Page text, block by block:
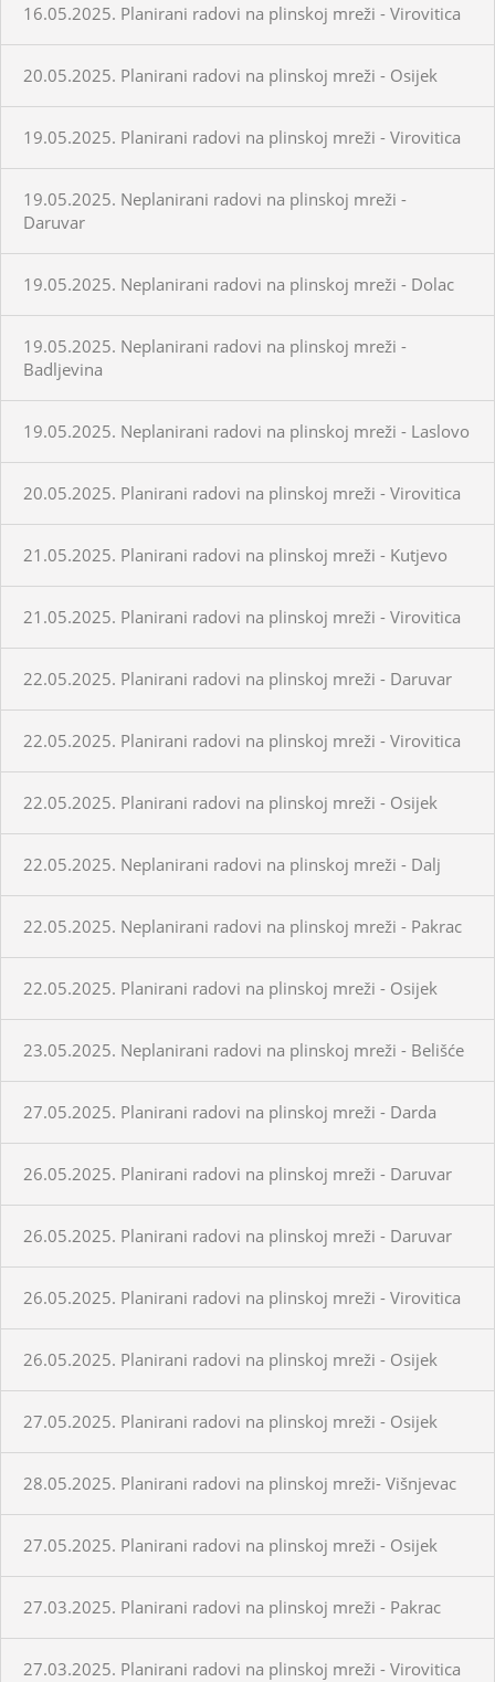
16.05.2025. Planirani radovi na plinskoj mreži - Virovitica
20.05.2025. Planirani radovi na plinskoj mreži - Osijek
19.05.2025. Planirani radovi na plinskoj mreži - Virovitica
19.05.2025. Neplanirani radovi na plinskoj mreži -
Daruvar
19.05.2025. Neplanirani radovi na plinskoj mreži - Dolac
19.05.2025. Neplanirani radovi na plinskoj mreži -
Badljevina
19.05.2025. Neplanirani radovi na plinskoj mreži - Laslovo
20.05.2025. Planirani radovi na plinskoj mreži - Virovitica
21.05.2025. Planirani radovi na plinskoj mreži - Kutjevo
21.05.2025. Planirani radovi na plinskoj mreži - Virovitica
22.05.2025. Planirani radovi na plinskoj mreži - Daruvar
22.05.2025. Planirani radovi na plinskoj mreži - Virovitica
22.05.2025. Planirani radovi na plinskoj mreži - Osijek
22.05.2025. Neplanirani radovi na plinskoj mreži - Dalj
22.05.2025. Neplanirani radovi na plinskoj mreži - Pakrac
22.05.2025. Planirani radovi na plinskoj mreži - Osijek
23.05.2025. Neplanirani radovi na plinskoj mreži - Belišće
27.05.2025. Planirani radovi na plinskoj mreži - Darda
26.05.2025. Planirani radovi na plinskoj mreži - Daruvar
26.05.2025. Planirani radovi na plinskoj mreži - Daruvar
26.05.2025. Planirani radovi na plinskoj mreži - Virovitica
26.05.2025. Planirani radovi na plinskoj mreži - Osijek
27.05.2025. Planirani radovi na plinskoj mreži - Osijek
28.05.2025. Planirani radovi na plinskoj mreži- Višnjevac
27.05.2025. Planirani radovi na plinskoj mreži - Osijek
27.03.2025. Planirani radovi na plinskoj mreži - Pakrac
27.03.2025. Planirani radovi na plinskoj mreži - Virovitica